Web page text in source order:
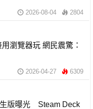
2026-08-04 2804
瀏覽器玩 網民震驚：
2026-04-27 6309
生版曝光 Steam Deck